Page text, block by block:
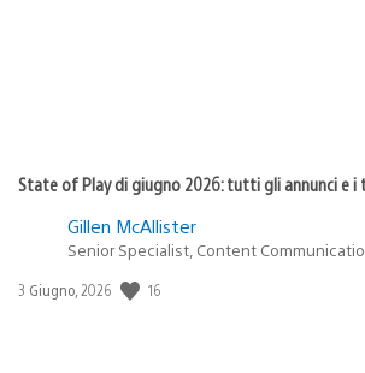
State of Play di giugno 2026: tutti gli annunci e i
Gillen McAllister
Senior Specialist, Content
Data
3 Giugno, 2026 16